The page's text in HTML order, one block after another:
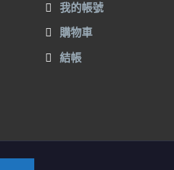
我的帳號
購物車
結帳